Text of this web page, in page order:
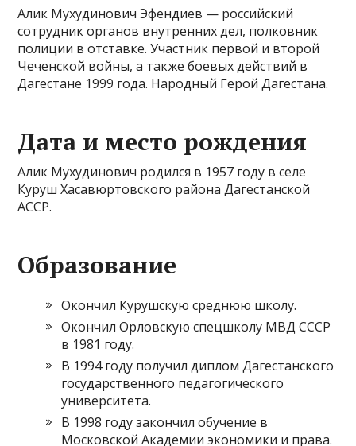
Алик Мухудинович Эфендиев — российский
сотрудник органов внутренних дел, полковник
полиции в отставке. Участник первой и второй
Чеченской войны, а также боевых действий в
Дагестане 1999 года. Народный Герой Дагестана.
Дата и место рождения
Алик Мухудинович родился в 1957 году в селе
Куруш Хасавюртовского района Дагестанской
АССР.
Образование
Окончил Курушскую среднюю школу.
Окончил Орловскую спецшколу МВД СССР
в 1981 году.
В 1994 году получил диплом Дагестанского
государственного педагогического
университета.
В 1998 году закончил обучение в
Московской Академии экономики и права.